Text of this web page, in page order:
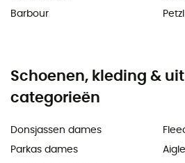
Barbour
Petzl
Schoenen, kleding &
categorieën
Donsjassen dames
Parkas dames